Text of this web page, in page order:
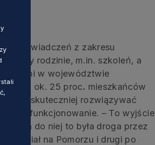
świadczeń z zakresu
rodzinie, m.in. szkoleń, a
w województwie
ok. 25 proc. mieszkańców
i skuteczniej rozwiązywać
funkcjonowanie. – To wyjście
do niej to była droga przez
oddział na Pomorzu i drugi po